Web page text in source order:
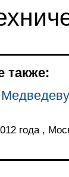
также:
года ,